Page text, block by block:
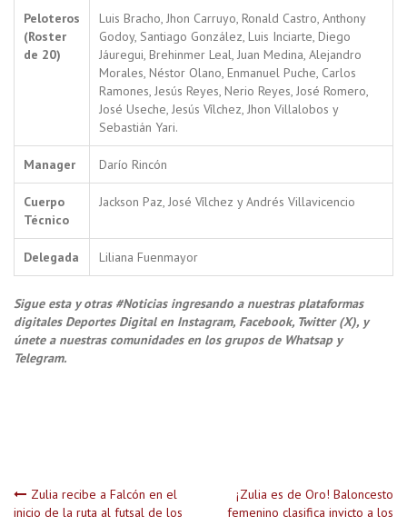
Peloteros
(Roster
de 20)
Luis Bracho, Jhon Carruyo, Ronald Castro, Anthony
Godoy, Santiago González, Luis Inciarte, Diego
Jáuregui, Brehinmer Leal, Juan Medina, Alejandro
Morales, Néstor Olano, Enmanuel Puche, Carlos
Ramones, Jesús Reyes, Nerio Reyes, José Romero,
José Useche, Jesús Vílchez, Jhon Villalobos y
Sebastián Yari.
Manager Darío Rincón
Cuerpo
Técnico
Jackson Paz, José Vílchez y Andrés Villavicencio
Delegada Liliana Fuenmayor
Sigue esta y otras #Noticias ingresando a nuestras plataformas
digitales Deportes Digital en Instagram, Facebook, Twitter (X), y
únete a nuestras comunidades en los grupos de Whatsap y
Telegram.
Navegación
Zulia recibe a Falcón en el
inicio de la ruta al futsal de los
¡Zulia es de Oro! Baloncesto
femenino clasifica invicto a los